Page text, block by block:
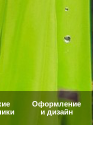
Оформление
и дизайн